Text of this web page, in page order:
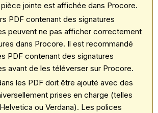
jointe est affichée dans Procore.
PDF contenant des signatures
peuvent ne pas afficher correctement
dans Procore. Il est recommandé
PDF contenant des signatures
avant de les téléverser sur Procore.
les PDF doit être ajouté avec des
prises en charge (telles
ou Verdana). Les polices